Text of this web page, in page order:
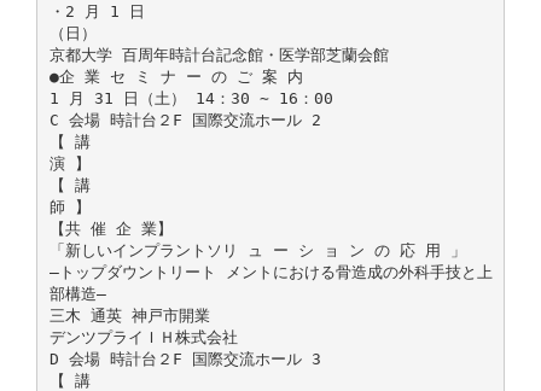
・2 月 1 日
（日）
京都大学 百周年時計台記念館・医学部芝蘭会館
●企 業 セ ミ ナ ー の ご 案 内
1 月 31 日（土） 14：30 ∼ 16：00
C 会場 時計台２F 国際交流ホール 2
【 講
演 】
【 講
師 】
【共 催 企 業】
「新しいインプラントソリ ュ ー シ ョ ン の 応 用 」
―トップダウントリート メントにおける骨造成の外科手技と上
部構造―
三木 通英 神戸市開業
デンツプライＩＨ株式会社
D 会場 時計台２F 国際交流ホール 3
【 講